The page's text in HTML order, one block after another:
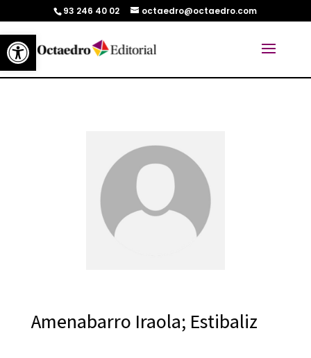
Abrir barra de herramientas
93 246 40 02 octaedro@octaedro.com
Amenabarro Iraola; Estibaliz